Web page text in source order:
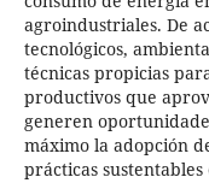
agroindustriales. De
tecnológicos,
técnicas propicias
productivos que
generen
máximo la adopción
prácticas sustentables